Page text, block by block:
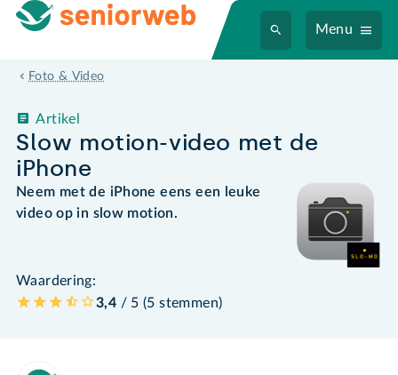
Menu
Foto & Video
Slow motion-video met de
iPhone
Artikel
Neem met de iPhone eens een leuke
video op in slow motion.
Waardering:
3,4 / 5 (5 stemmen)